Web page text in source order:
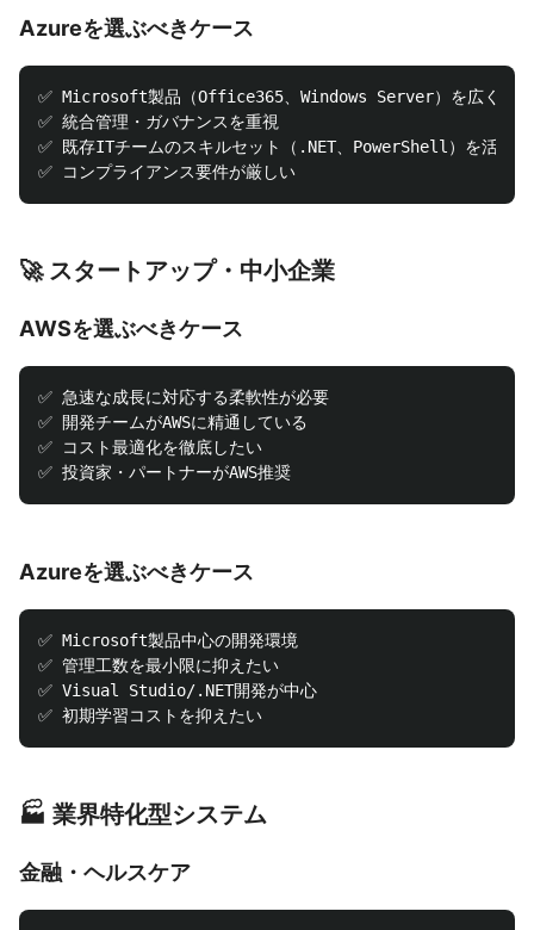
Azureを選ぶべきケース
✅ Microsoft製品（Office365、Windows Server）を広く利用
✅ 統合管理・ガバナンスを重視
✅ 既存ITチームのスキルセット（.NET、PowerShell）を活用
🚀 スタートアップ・中小企業
AWSを選ぶべきケース
✅ 急速な成長に対応する柔軟性が必要
✅ 開発チームがAWSに精通している
✅ コスト最適化を徹底したい
Azureを選ぶべきケース
✅ Microsoft製品中心の開発環境
✅ 管理工数を最小限に抑えたい
✅ Visual Studio/.NET開発が中心
🏭 業界特化型システム
金融・ヘルスケア